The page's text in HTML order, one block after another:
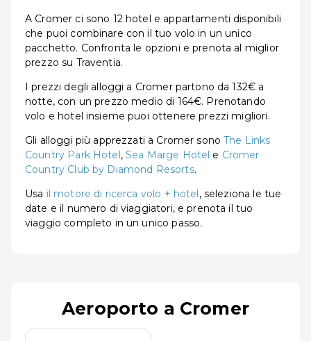
A Cromer ci sono 12 hotel e appartamenti disponibili
che puoi combinare con il tuo volo in un unico
pacchetto. Confronta le opzioni e prenota al miglior
prezzo su Traventia.
I prezzi degli alloggi a Cromer partono da 132€ a
notte, con un prezzo medio di 164€. Prenotando
volo e hotel insieme puoi ottenere prezzi migliori.
Gli alloggi più apprezzati a Cromer sonoThe Links
Country Park Hotel,Sea Marge Hotel e Cromer
Country Club by Diamond Resorts.
Usa il motore di ricerca volo + hotel, seleziona le tue
date e il numero di viaggiatori, e prenota il tuo
viaggio completo in un unico passo.
Aeroporto a Cromer